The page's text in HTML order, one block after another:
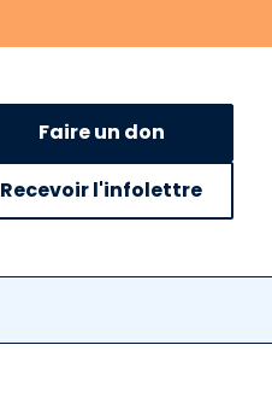
Faire un don
Recevoir l'infolettre